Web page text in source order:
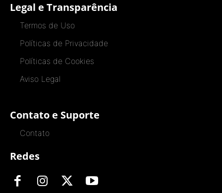
Legal e Transparência
Termos de Uso
Políticas de Privacidade
Políticas de Cookies
Aviso Legal
Contato e Suporte
Contato
Redes